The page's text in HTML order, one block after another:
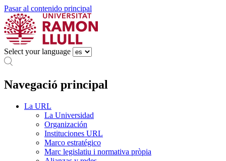
Pasar al contenido principal
Select your language
Navegació principal
La URL
La Universidad
Organización
Instituciones URL
Marco estratégico
Marc legislatiu i normativa pròpia